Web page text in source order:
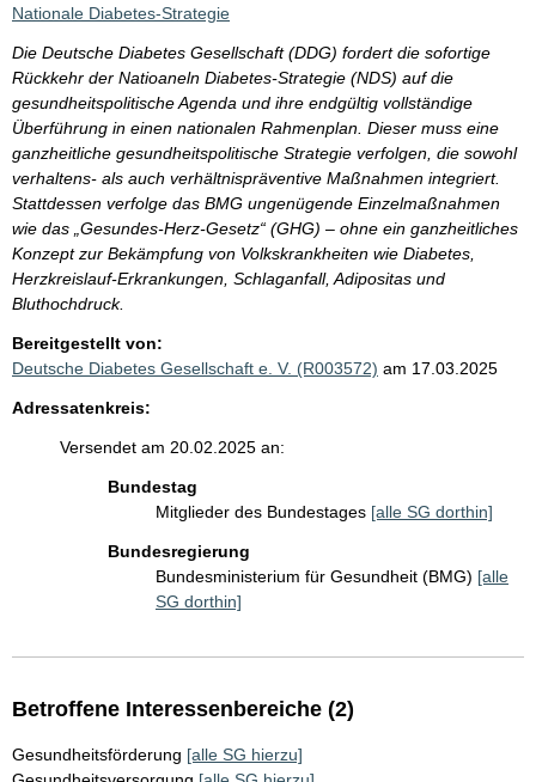
Nationale Diabetes-Strategie
Die Deutsche Diabetes Gesellschaft (DDG) fordert die sofortige
Rückkehr der Natioaneln Diabetes-Strategie (NDS) auf die
gesundheitspolitische Agenda und ihre endgültig vollständige
Überführung in einen nationalen Rahmenplan. Dieser muss eine
ganzheitliche gesundheitspolitische Strategie verfolgen, die sowohl
verhaltens- als auch verhältnispräventive Maßnahmen integriert.
Stattdessen verfolge das BMG ungenügende Einzelmaßnahmen
wie das „Gesundes-Herz-Gesetz“ (GHG) – ohne ein ganzheitliches
Konzept zur Bekämpfung von Volkskrankheiten wie Diabetes,
Herzkreislauf-Erkrankungen, Schlaganfall, Adipositas und
Bluthochdruck.
Bereitgestellt von:
Deutsche Diabetes Gesellschaft e. V. (R003572) am 17.03.2025
Adressatenkreis:
Versendet am 20.02.2025 an:
Bundestag
Mitglieder des Bundestages [alle SG dorthin]
Bundesregierung
Bundesministerium für Gesundheit (BMG) [alle
SG dorthin]
Betroffene Interessenbereiche (2)
Gesundheitsförderung [alle SG hierzu]